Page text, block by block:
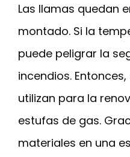
Las llamas quedan
montado. Si la
puede peligrar la
incendios.
utilizan para la
estufas de gas.
materiales en una